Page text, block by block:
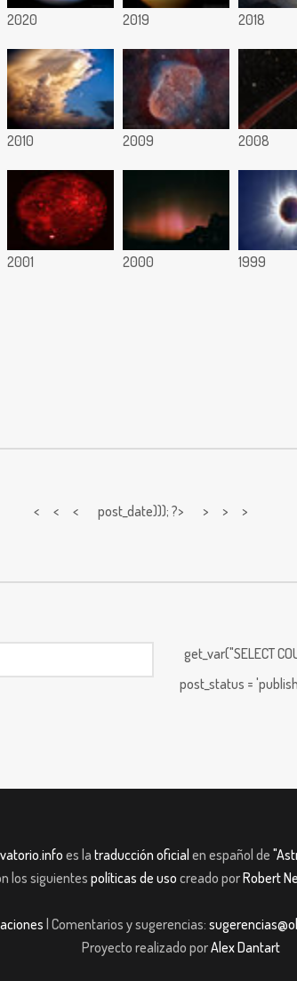
2020 2019 2018
2010 2009 2008
2001 2000 1999
< < < post_date))); ?> > > >
get_var("SELECT
post_status =
es la traducción oficial en español de
los siguientes políticas de uso creado porRobert
| Comentarios y sugerencias:
Proyecto realizado porAlex Dantart